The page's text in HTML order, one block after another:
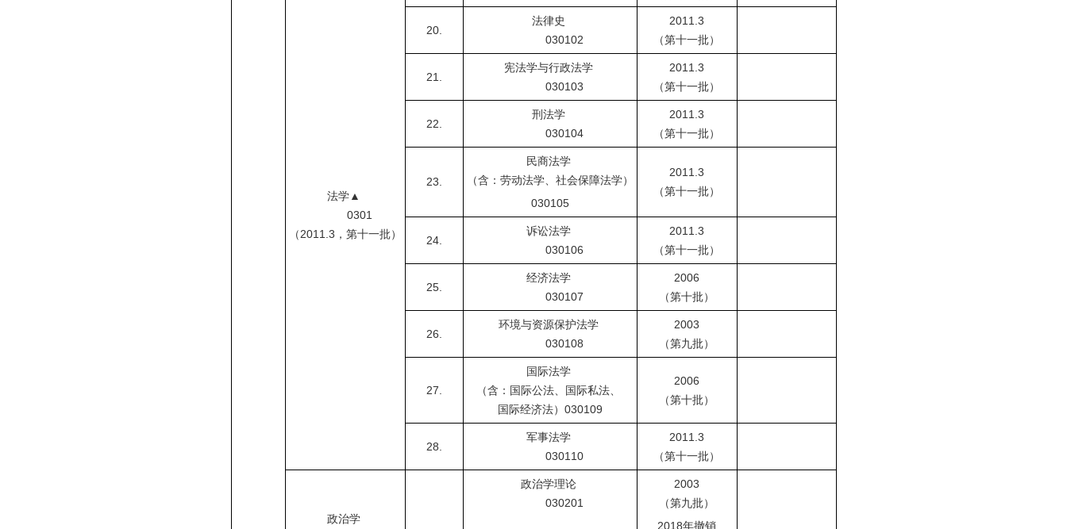
法学▲
0301
（2011.3 ，第十一批）
20.
法律史
030102
2011.3
（第十一批）
21.
宪法学与行政法学
030103
2011.3
（第十一批）
22.
刑法学
030104
2011.3
（第十一批）
23.
民商法学
（含：劳动法学、社会保障法学）
030105
2011.3
（第十一批）
24.
诉讼法学
030106
2011.3
（第十一批）
25.
经济法学
030107
2006
（第十批）
26.
环境与资源保护法学
030108
2003
（第九批）
27.
国际法学
（含：国际公法、国际私法、
国际经济法） 030109
2006
（第十批）
28.
军事法学
030110
2011.3
（第十一批）
政治学
政治学理论
030201
2003
（第九批）
2018年撤销